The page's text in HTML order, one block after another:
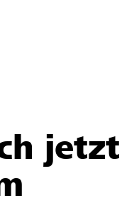
jetzt